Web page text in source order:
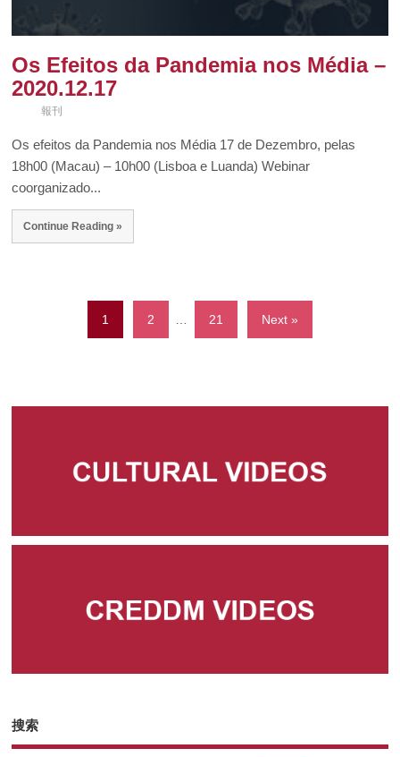
Os Efeitos da Pandemia nos Média –
2020.12.17
報刊
Os efeitos da Pandemia nos Média 17 de Dezembro, pelas
18h00 (Macau) – 10h00 (Lisboa e Luanda) Webinar
coorganizado...
Continue Reading »
1 2 21 Next »
搜索